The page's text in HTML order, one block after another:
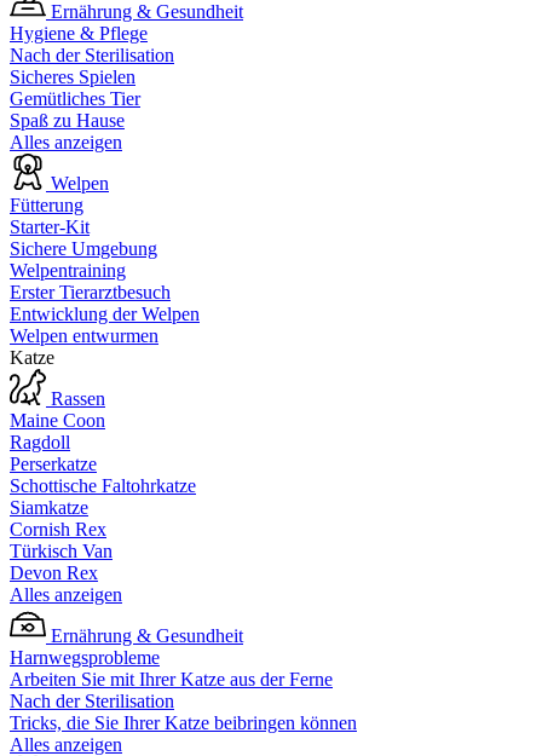
Ernährung & Gesundheit
Hygiene & Pflege
Nach der Sterilisation
Sicheres Spielen
Gemütliches Tier
Spaß zu Hause
Alles anzeigen
Welpen
Fütterung
Starter-Kit
Sichere Umgebung
Welpentraining
Erster Tierarztbesuch
Entwicklung der Welpen
Welpen entwurmen
Katze
Rassen
Maine Coon
Ragdoll
Perserkatze
Schottische Faltohrkatze
Siamkatze
Cornish Rex
Türkisch Van
Devon Rex
Alles anzeigen
Ernährung & Gesundheit
Harnwegsprobleme
Arbeiten Sie mit Ihrer Katze aus der Ferne
Nach der Sterilisation
Tricks, die Sie Ihrer Katze beibringen können
Alles anzeigen